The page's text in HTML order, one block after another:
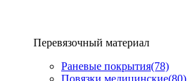
Перевязочный материал
Раневые покрытия(78)
Повязки медицинские(80)